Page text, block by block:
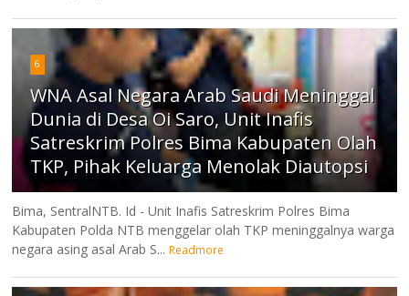
6
WNA Asal Negara Arab Saudi Meninggal
Dunia di Desa Oi Saro, Unit Inafis
Satreskrim Polres Bima Kabupaten Olah
TKP, Pihak Keluarga Menolak Diautopsi
Bima, SentralNTB. Id - Unit Inafis Satreskrim Polres Bima
Kabupaten Polda NTB menggelar olah TKP meninggalnya warga
negara asing asal Arab S... Readmore